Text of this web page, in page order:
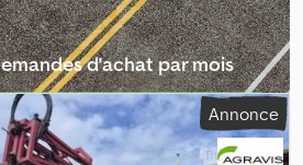
de stockage : chez le client. Djdpfx
d'achat par mois
le pack revendeur Annonce